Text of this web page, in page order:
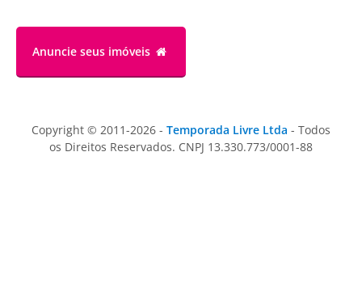
Anuncie seus imóveis
Copyright © 2011-2026 - Temporada Livre Ltda - Todos
os Direitos Reservados. CNPJ 13.330.773/0001-88